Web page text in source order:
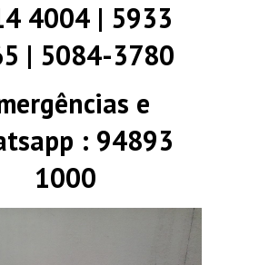
4004 | 5933
| 5084-3780
e
: 94893
1000